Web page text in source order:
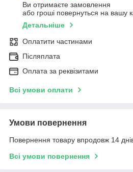
Ви отримаєте замовлення
або гроші повернуться на вашу
Детальніше
Оплатити частинами
Післяплата
Оплата за реквізитами
Всі умови оплати
Умови повернення
Повернення товару впродовж 14
Всі умови повернення